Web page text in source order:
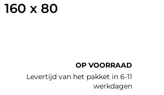
160 x 80
OP VOORRAAD
Levertijd van het pakket in 6-11
werkdagen